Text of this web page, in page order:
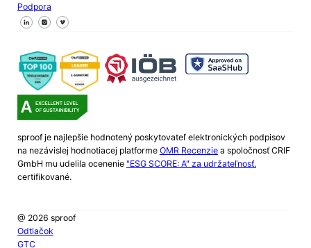
Podpora
Sledujte nás na Facebooku
Sledujte nás na X
Sledujte nás na LinkedIn
sproof je najlepšie hodnotený poskytovateľ elektronických podpisov
na nezávislej hodnotiacej platforme OMR Recenziea spoločnosť CRIF
GmbH mu udelila ocenenie "ESG SCORE: A" za udržateľnosť.
certifikované.
@ 2026 sproof
Odtlačok
GTC